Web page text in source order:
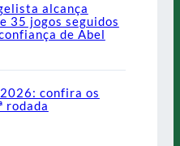
alcança
35 jogos seguidos
de Abel
confira os
rodada